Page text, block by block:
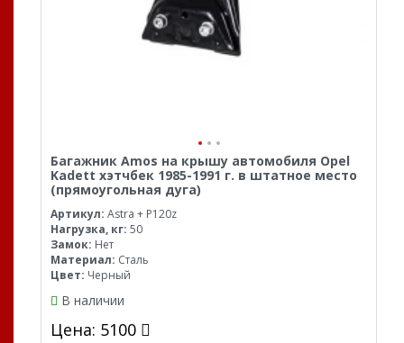
Багажник Amos на крышу автомобиля Opel
Kadett хэтчбек 1985-1991 г. в штатное место
(прямоугольная дуга)
Артикул: Astra + P120z
Нагрузка, кг: 50
Замок: Нет
Материал: Сталь
Цвет: Черный
В наличии
Цена: 5100